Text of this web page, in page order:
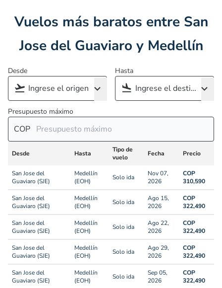
Vuelos más baratos entre San
Jose del Guaviaro y Medellín
Desde Hasta
Presupuesto máximo
COP
Desde Hasta
Tipo de
vuelo
Fecha Precio
San Jose del
Guaviaro (SJE)
Medellín
(EOH)
Solo ida
Nov 07,
2026
COP
310,590
San Jose del
Guaviaro (SJE)
Medellín
(EOH)
Solo ida
Ago 15,
2026
COP
322,490
San Jose del
Guaviaro (SJE)
Medellín
(EOH)
Solo ida
Ago 22,
2026
COP
322,490
San Jose del
Guaviaro (SJE)
Medellín
(EOH)
Solo ida
Ago 29,
2026
COP
322,490
San Jose del
Guaviaro (SJE)
Medellín
(EOH)
Solo ida
Sep 05,
2026
COP
322,490